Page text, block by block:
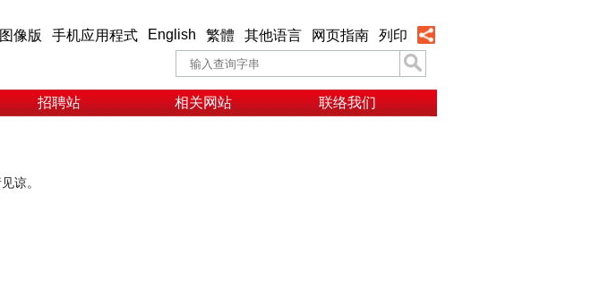
图像版 手机应用程式 English 繁體 其他语言 网页指南 列印
招聘站 相关网站 联络我们